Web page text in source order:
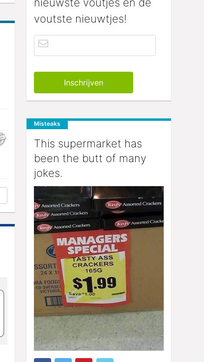
nieuwste voutjes en de
voutste nieuwtjes!
Misteaks
This supermarket has
been the butt of many
jokes.